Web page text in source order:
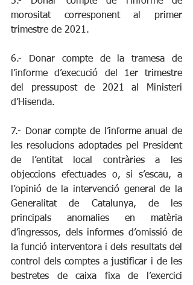
morositat corresponent al primer
trimestre de 2021.
6.- Donar compte de la tramesa de
l’informe d’execució del 1er trimestre
del pressupost de 2021 al Ministeri
d’Hisenda.
7.- Donar compte de l’informe anual de
les resolucions adoptades pel President
de l’entitat local contràries a les
objeccions efectuades o, si s’escau, a
l’opinió de la intervenció general de la
Generalitat de Catalunya, de les
principals anomalies en matèria
d’ingressos, dels informes d’omissió de
la funció interventora i dels resultats del
control dels comptes a justificar i de les
bestretes de caixa fixa de l’exercici